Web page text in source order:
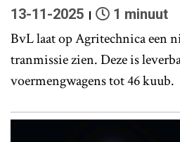
13-11-2025 1 minuut
BvL laat op Agritechnica een
tranmissie zien. Deze is
voermengwagens tot 46 kuub.